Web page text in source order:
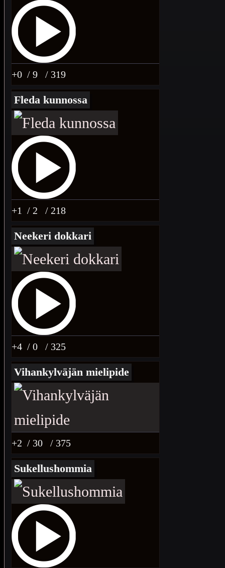
+0 / 9 / 319
Fleda kunnossa
+1 / 2 / 218
Neekeri dokkari
+4 / 0 / 325
Vihankylväjän mielipide
+2 / 30 / 375
Sukellushommia